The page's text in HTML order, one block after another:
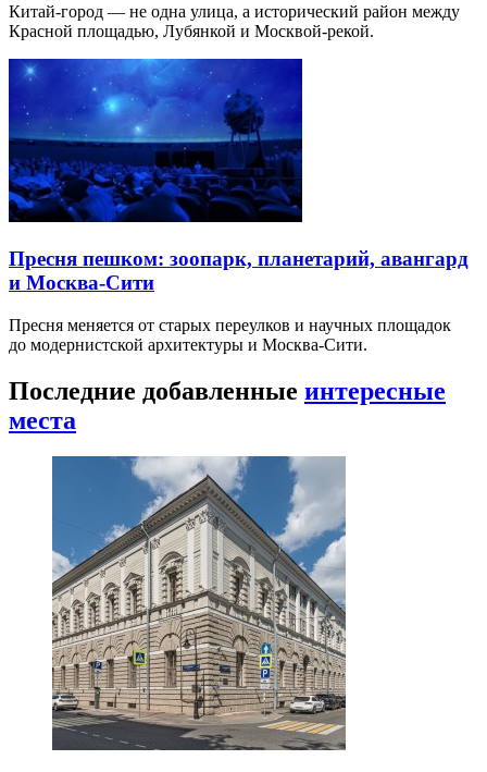
Китай-город — не одна улица, а исторический район между
Красной площадью, Лубянкой и Москвой-рекой.
Пресня пешком: зоопарк, планетарий, авангард
и Москва-Сити
Пресня меняется от старых переулков и научных площадок
до модернистской архитектуры и Москва-Сити.
Последние добавленные интересные
места